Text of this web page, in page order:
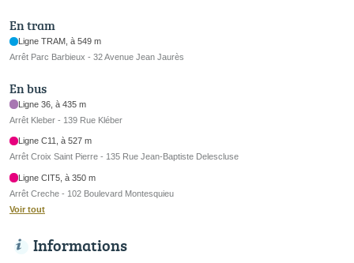
En tram
Ligne TRAM, à 549 m
Arrêt Parc Barbieux - 32 Avenue Jean Jaurès
En bus
Ligne 36, à 435 m
Arrêt Kleber - 139 Rue Kléber
Ligne C11, à 527 m
Arrêt Croix Saint Pierre - 135 Rue Jean-Baptiste Delescluse
Ligne CIT5, à 350 m
Arrêt Creche - 102 Boulevard Montesquieu
Voir tout
Informations